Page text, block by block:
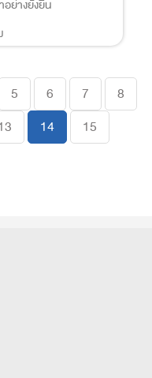
ย่างยั่งยืน
5 6 7
8
14
15